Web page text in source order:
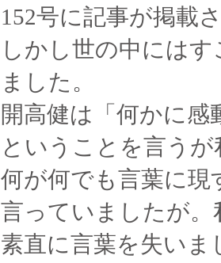
152号に記事が掲載
しかし世の中には
ました。
開高健は「何かに
ということを言う
何が何でも言葉に
言っていましたが
素直に言葉を失いま